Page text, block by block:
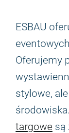
ESBAU
Oferujemy
stylowe,
targowe są